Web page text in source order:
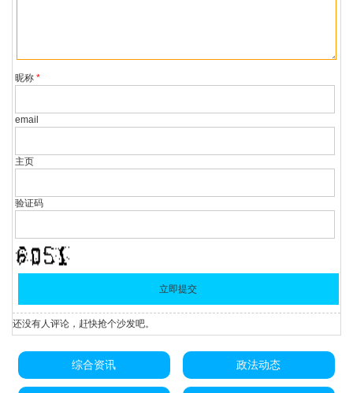
昵称*
email
主页
验证码
还没有人评论，赶快抢个沙发吧。
综合资讯 政法动态